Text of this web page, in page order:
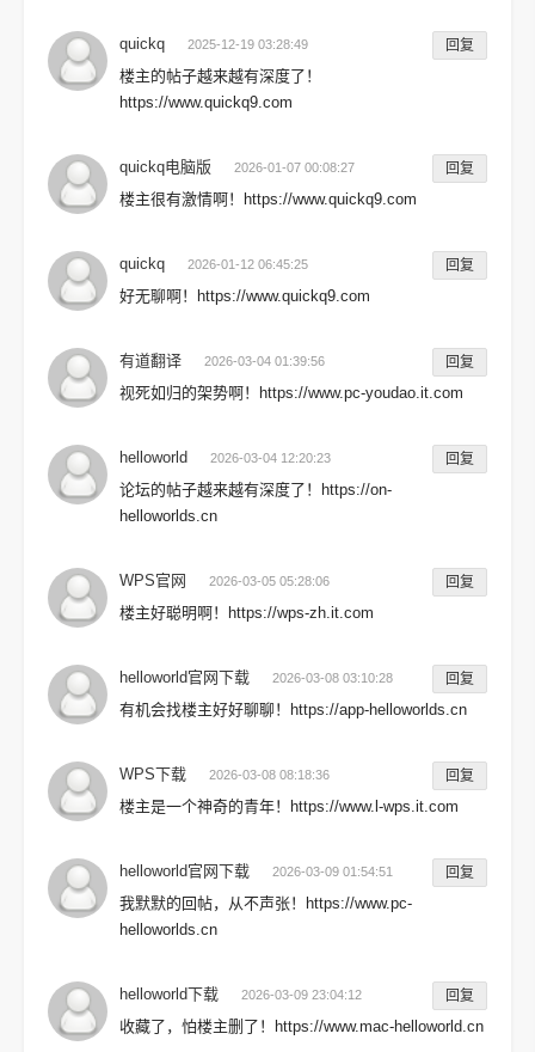
quickq 2025-12-19 03:28:49 回复
楼主的帖子越来越有深度了！
https://www.quickq9.com
quickq电脑版 2026-01-07 00:08:27 回复
楼主很有激情啊！https://www.quickq9.com
quickq 2026-01-12 06:45:25 回复
好无聊啊！https://www.quickq9.com
有道翻译 2026-03-04 01:39:56 回复
视死如归的架势啊！https://www.pc-youdao.it.com
helloworld 2026-03-04 12:20:23 回复
论坛的帖子越来越有深度了！https://on-
helloworlds.cn
WPS官网 2026-03-05 05:28:06 回复
楼主好聪明啊！https://wps-zh.it.com
helloworld官网下载 2026-03-08 03:10:28 回复
有机会找楼主好好聊聊！https://app-helloworlds.cn
WPS下载 2026-03-08 08:18:36 回复
楼主是一个神奇的青年！https://www.l-wps.it.com
helloworld官网下载 2026-03-09 01:54:51 回复
我默默的回帖，从不声张！https://www.pc-
helloworlds.cn
helloworld下载 2026-03-09 23:04:12 回复
收藏了，怕楼主删了！https://www.mac-helloworld.cn